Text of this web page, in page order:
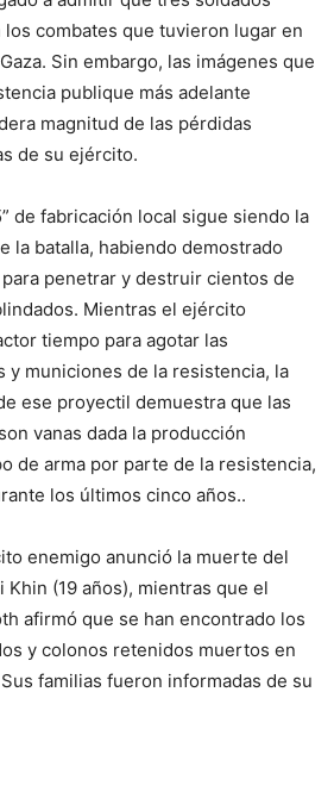
combates que tuvieron lugar en
Sin embargo, las imágenes que
publique más adelante
magnitud de las pérdidas
de su ejército.
de fabricación local sigue siendo la
la batalla, habiendo demostrado
penetrar y destruir cientos de
Mientras el ejército
tiempo para agotar las
y municiones de la resistencia, la
ese proyectil demuestra que las
vanas dada la producción
de arma por parte de la resistencia,
los últimos cinco años..
enemigo anunció la muerte del
Khin (19 años), mientras que el
afirmó que se han encontrado los
y colonos retenidos muertos en
familias fueron informadas de su